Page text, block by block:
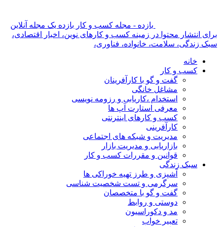
بازده - مجله کسب و کار بازده یک مجله آنلاین
برای انتشار محتوا در زمینه کسب و کارهای نوین، اخبار اقتصادی،
سبک زندگی، سلامت، خانواده، فناوری،
خانه
کسب و کار
گفت و گو با کارآفرینان
مشاغل خانگی
استخدام ،کاریابی و رزومه نویسی
معرفی استارت آپ ها
کسب و کارهای اینترنتی
کارآفرینی
مدیریت و شبکه های اجتماعی
بازاریابی و مدیریت بازار
قوانین و مقررات کسب و کار
سبک زندگی
آشپزی و طرز تهیه خوراکی ها
سرگرمی و تست شخصیت شناسی
گفت و گو با متخصصان
دوستی و روابط
مد و دکوراسیون
تعبیر خواب